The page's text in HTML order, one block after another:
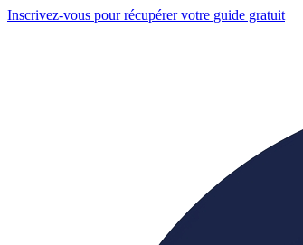
Inscrivez-vous pour récupérer votre guide gratuit